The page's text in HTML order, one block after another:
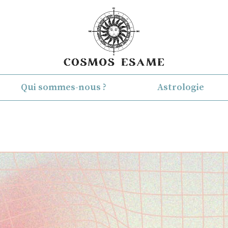
Qui sommes-nous ? Astrologie